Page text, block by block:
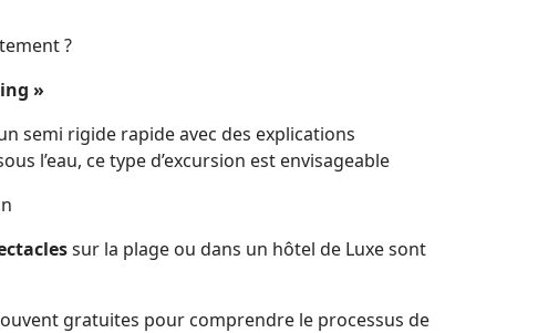
?
»
semi rigide rapide avec des explications
l’eau, ce type d’excursion est envisageable
sur la plage ou dans un hôtel de Luxe sont
gratuites pour comprendre le processus de